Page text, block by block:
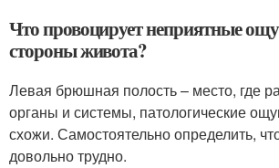
Что провоцирует неприятные
стороны живота?
Левая брюшная полость – место, где
органы и системы, патологические
схожи. Самостоятельно определить,
довольно трудно.